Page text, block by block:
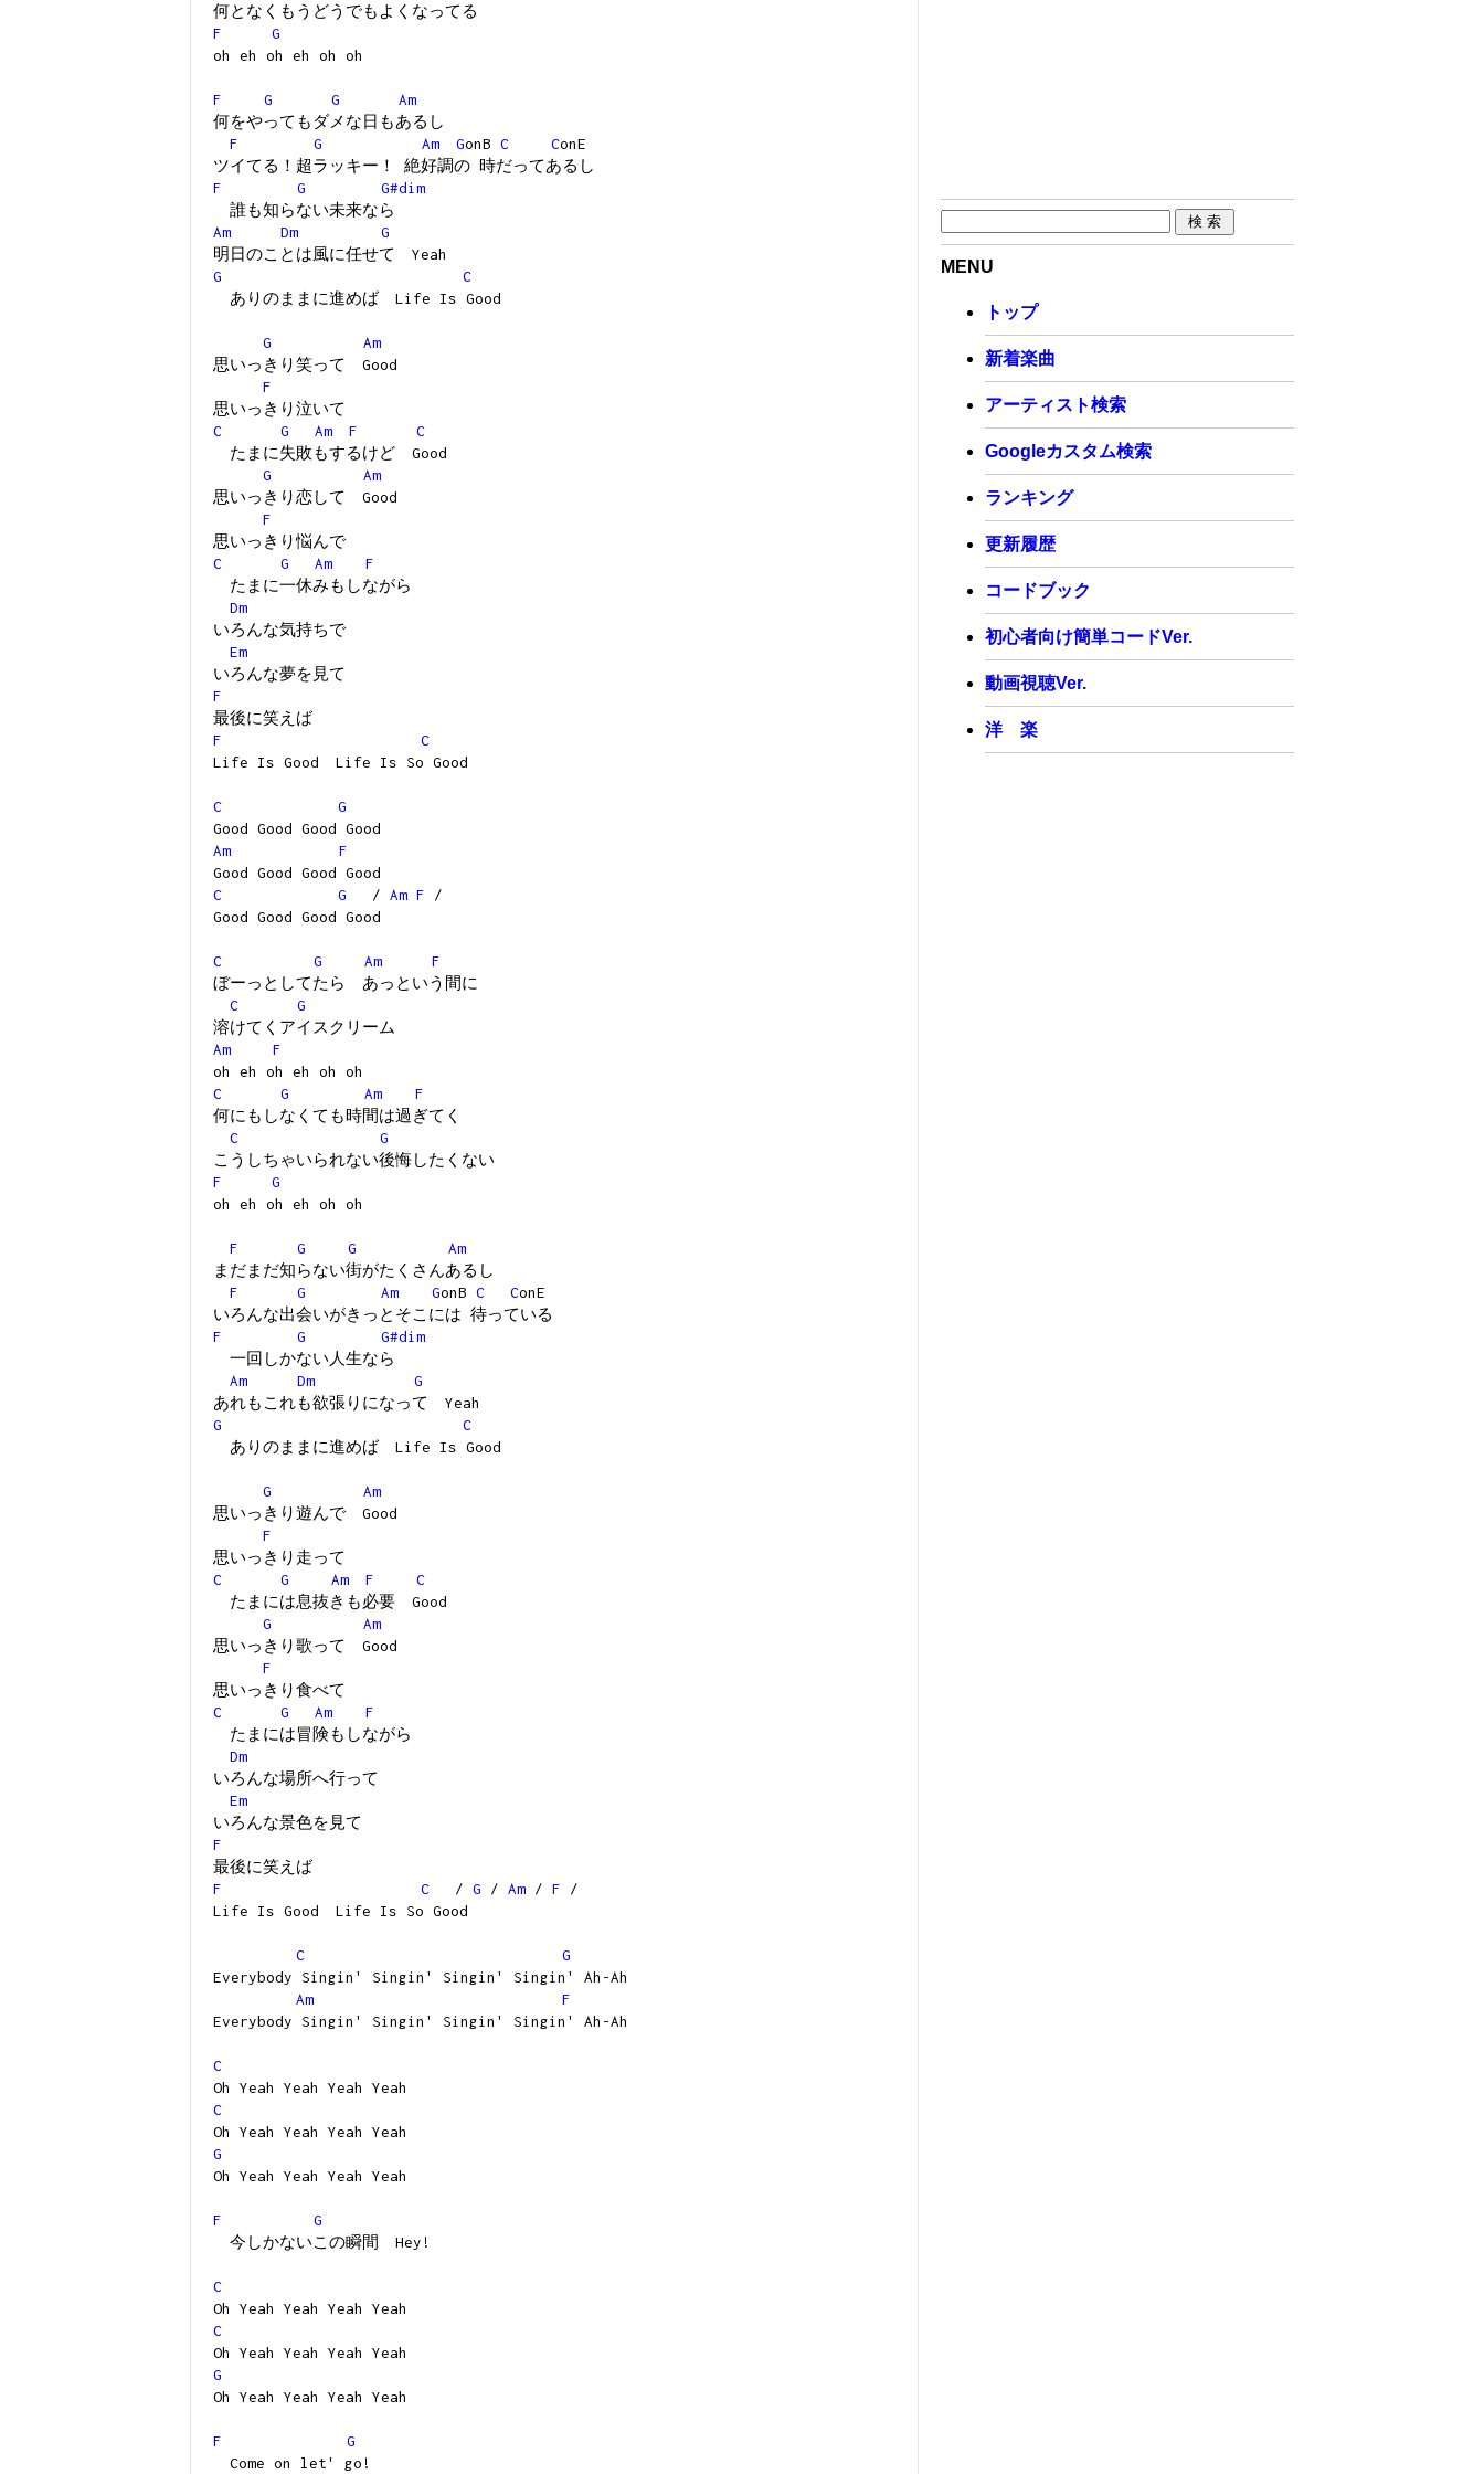
何となくもうどうでもよくなってる
F
G
oh eh oh eh oh oh
F G G
Am
何をやってもダメな日もあるし
F
G Am GonB C ConE
ツイてる！超ラッキー！ 絶好調の 時だってあるし
F
G
G#dim
誰も知らない未来なら
Am
Dm
G
明日のことは風に任せて Yeah
G
C
ありのままに進めば Life Is Good
G
Am
思いっきり笑って Good
F
思いっきり泣いて
C
G Am F
C
たまに失敗もするけど Good
G
Am
思いっきり恋して Good
F
思いっきり悩んで
C
G Am
F
たまに一休みもしながら
Dm
いろんな気持ちで
Em
いろんな夢を見て
F
最後に笑えば
F
C
Life Is Good Life Is So Good
C
G
Good Good Good Good
Am
F
Good Good Good Good
C
G / Am F /
Good Good Good Good
C G Am
F
ぼーっとしてたら あっという間に
C
G
溶けてくアイスクリーム
Am
F
oh eh oh eh oh oh
C
G Am
F
何にもしなくても時間は過ぎてく
C
G
こうしちゃいられない後悔したくない
F
G
oh eh oh eh oh oh
F G G
Am
まだまだ知らない街がたくさんあるし
F
G Am GonB C ConE
いろんな出会いがきっとそこには 待っている
F
G
G#dim
一回しかない人生なら
Am
Dm
G
あれもこれも欲張りになって Yeah
G
C
ありのままに進めば Life Is Good
G
Am
思いっきり遊んで Good
F
思いっきり走って
C
G Am F
C
たまには息抜きも必要 Good
G
Am
思いっきり歌って Good
F
思いっきり食べて
C
G Am
F
たまには冒険もしながら
Dm
いろんな場所へ行って
Em
いろんな景色を見て
F
最後に笑えば
F
C / G / Am / F /
Life Is Good Life Is So Good
C
G
Everybody Singin' Singin' Singin' Singin' Ah-Ah
Am
F
Everybody Singin' Singin' Singin' Singin' Ah-Ah
C
Oh Yeah Yeah Yeah Yeah
C
Oh Yeah Yeah Yeah Yeah
G
Oh Yeah Yeah Yeah Yeah
F
G
今しかないこの瞬間 Hey!
C
Oh Yeah Yeah Yeah Yeah
C
Oh Yeah Yeah Yeah Yeah
G
Oh Yeah Yeah Yeah Yeah
F
G
Come on let' go!
MENU
トップ
新着楽曲
アーティスト検索
Googleカスタム検索
ランキング
更新履歴
コードブック
初心者向け簡単コードVer.
動画視聴Ver.
洋 楽